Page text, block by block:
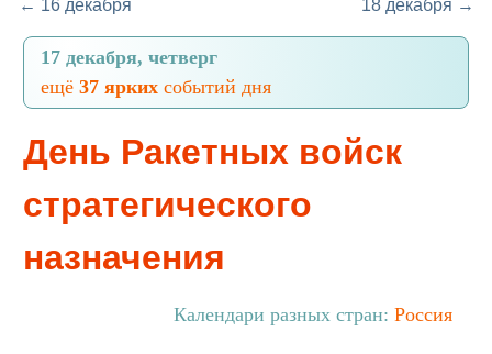
← 16 декабря 18 декабря →
17 декабря, четверг
ещё 37 ярких событий дня
День Ракетных войск
стратегического
назначения
Календари разных стран: Россия